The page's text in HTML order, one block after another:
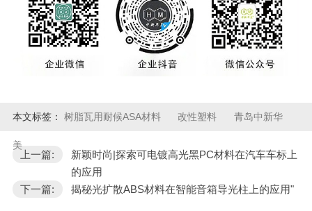
本文标签： 树脂瓦用耐候ASA材料 改性塑料 青岛中新华
美
上一篇:
新颖时尚|探索可电镀高光黑PC材料在汽车车标上
的应用
下一篇:
揭秘光扩散ABS材料在智能音箱导光柱上的应用"